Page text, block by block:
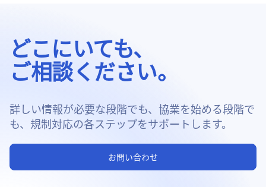
どこにいても、
ご相談ください。
詳しい情報が必要な段階でも、協業を始める段階で
も、規制対応の各ステップをサポートします。
お問い合わせ